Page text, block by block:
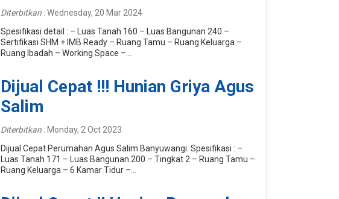
Diterbitkan :Wednesday, 20 Mar 2024
Spesifikasi detail : – Luas Tanah 160 – Luas Bangunan 240 –
Sertifikasi SHM + IMB Ready – Ruang Tamu – Ruang Keluarga –
Ruang Ibadah – Working Space –...
Dijual Cepat !!! Hunian Griya Agus
Salim
Diterbitkan :Monday, 2 Oct 2023
Dijual Cepat Perumahan Agus Salim Banyuwangi. Spesifikasi : –
Luas Tanah 171 – Luas Bangunan 200 – Tingkat 2 – Ruang Tamu –
Ruang Keluarga – 6 Kamar Tidur –...